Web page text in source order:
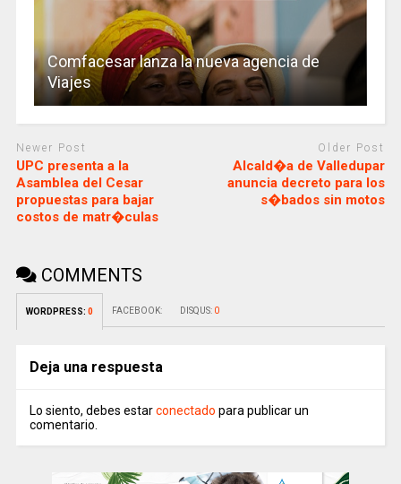
Comfacesar lanza la nueva agencia de
Viajes
Newer Post
UPC presenta a la
Asamblea del Cesar
propuestas para bajar
costos de matr�culas
Older Post
Alcald�a de Valledupar
anuncia decreto para los
s�bados sin motos
COMMENTS
WORDPRESS: 0 FACEBOOK: DISQUS: 0
Deja una respuesta
Lo siento, debes estarconectado para publicar un
comentario.